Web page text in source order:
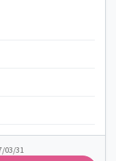
03/31